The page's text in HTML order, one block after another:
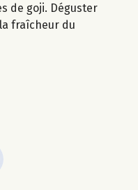
de goji. Déguster
fraîcheur du